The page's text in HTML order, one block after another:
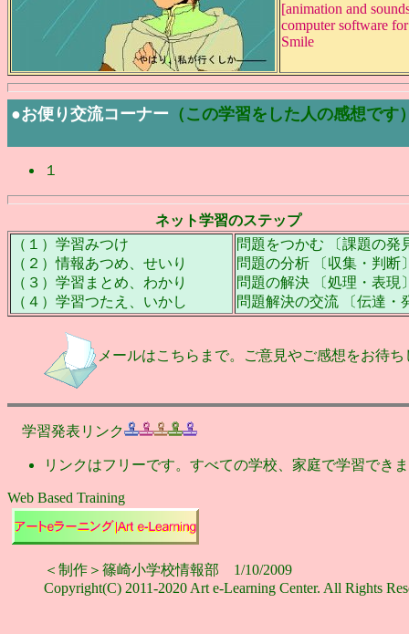
[animation and
computer software
Smile
●お便り交流コーナー （この学習をした人の感想です
１
ネット学習のステップ
（１）学習みつけ
（２）情報あつめ、せいり
（３）学習まとめ、わかり
（４）学習つたえ、いかし
問題をつかむ 〔課題の発
問題の分析 〔収集・判断
問題の解決 〔処理・表現
問題解決の交流 〔伝達・
メールはこちらまで。ご意見やご感想をお待
学習発表リンク
リンクはフリーです。すべての学校、家庭で学習できま
Web Based Training
＜制作＞篠崎小学校情報部 1/10/2009
Copyright(C) 2011-2020 Art e-Learning Center. All Rights